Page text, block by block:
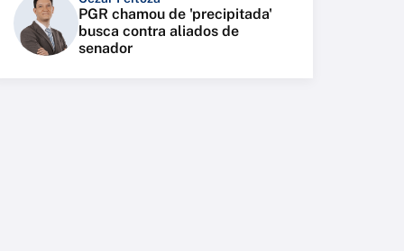
PGR chamou de 'precipitada'
busca contra aliados de
senador